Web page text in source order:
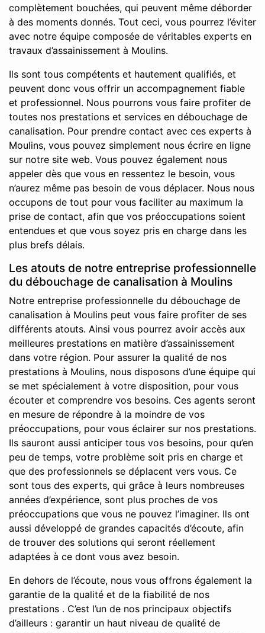
complètement bouchées, qui peuvent même déborder
à des moments donnés. Tout ceci, vous pourrez l’éviter
avec notre équipe composée de véritables experts en
travaux d’assainissement à Moulins.
Ils sont tous compétents et hautement qualifiés, et
peuvent donc vous offrir un accompagnement fiable
et professionnel. Nous pourrons vous faire profiter de
toutes nos prestations et services en débouchage de
canalisation. Pour prendre contact avec ces experts à
Moulins, vous pouvez simplement nous écrire en ligne
sur notre site web. Vous pouvez également nous
appeler dès que vous en ressentez le besoin, vous
n’aurez même pas besoin de vous déplacer. Nous nous
occupons de tout pour vous faciliter au maximum la
prise de contact, afin que vos préoccupations soient
entendues et que vous soyez pris en charge dans les
plus brefs délais.
Les atouts de notre entreprise professionnelle
du débouchage de canalisation à Moulins
Notre entreprise professionnelle du débouchage de
canalisation à Moulins peut vous faire profiter de ses
différents atouts. Ainsi vous pourrez avoir accès aux
meilleures prestations en matière d’assainissement
dans votre région. Pour assurer la qualité de nos
prestations à Moulins, nous disposons d’une équipe qui
se met spécialement à votre disposition, pour vous
écouter et comprendre vos besoins. Ces agents seront
en mesure de répondre à la moindre de vos
préoccupations, pour vous éclairer sur nos prestations.
Ils sauront aussi anticiper tous vos besoins, pour qu’en
peu de temps, votre problème soit pris en charge et
que des professionnels se déplacent vers vous. Ce
sont tous des experts, qui grâce à leurs nombreuses
années d’expérience, sont plus proches de vos
préoccupations que vous ne pouvez l’imaginer. Ils ont
aussi développé de grandes capacités d’écoute, afin
de trouver des solutions qui seront réellement
adaptées à ce dont vous avez besoin.
En dehors de l’écoute, nous vous offrons également la
garantie de la qualité et de la fiabilité de nos
prestations . C’est l’un de nos principaux objectifs
d’ailleurs : garantir un haut niveau de qualité de